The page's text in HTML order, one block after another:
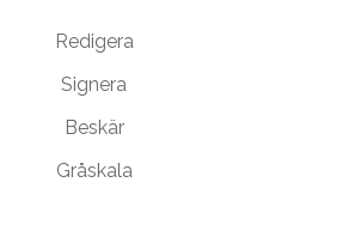
Redigera
Signera
Beskär
Gråskala